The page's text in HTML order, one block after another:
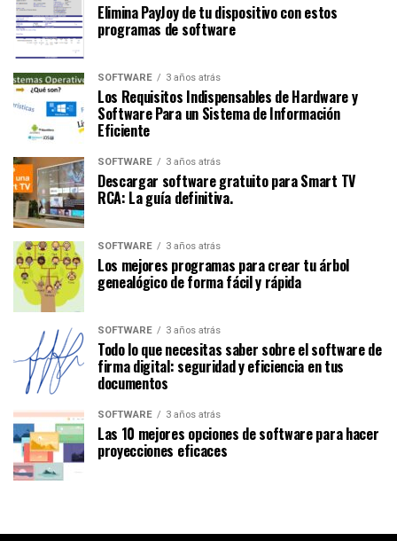
Elimina PayJoy de tu dispositivo con estos
programas de software
SOFTWARE 3 años atrás
Los Requisitos Indispensables de Hardware y
Software Para un Sistema de Información
Eficiente
SOFTWARE 3 años atrás
Descargar software gratuito para Smart TV
RCA: La guía definitiva.
SOFTWARE 3 años atrás
Los mejores programas para crear tu árbol
genealógico de forma fácil y rápida
SOFTWARE 3 años atrás
Todo lo que necesitas saber sobre el software de
firma digital: seguridad y eficiencia en tus
documentos
SOFTWARE 3 años atrás
Las 10 mejores opciones de software para hacer
proyecciones eficaces